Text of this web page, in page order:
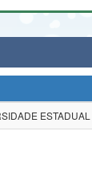
Geral da